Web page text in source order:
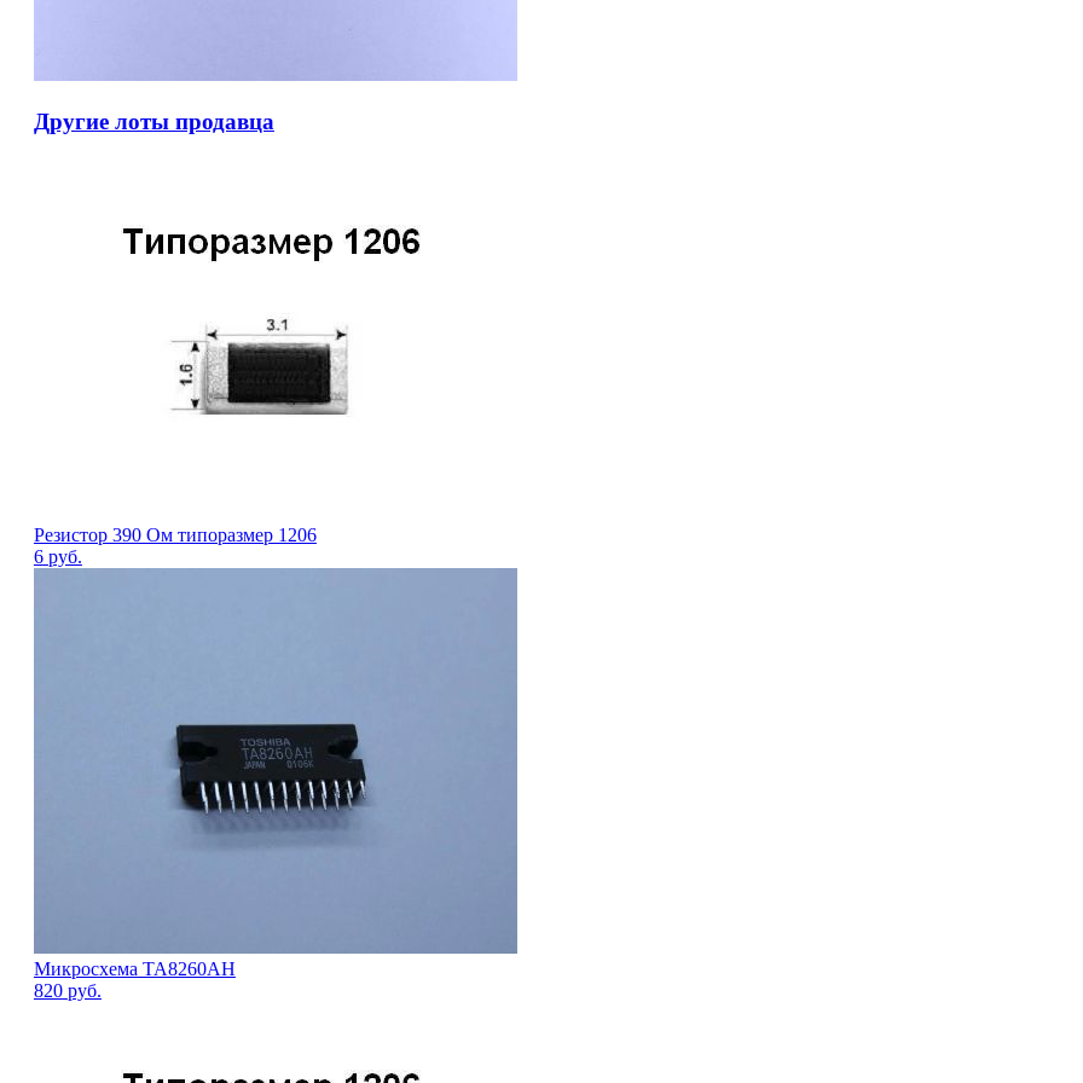
Другие лоты продавца
Резистор 390 Ом типоразмер 1206
6 руб.
Микросхема TA8260AH
820 руб.